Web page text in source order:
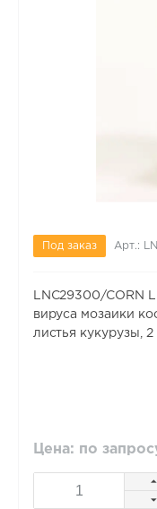
Под заказ Арт.:
LNC29300/CORN
вируса мозаики
листья кукурузы,
Цена: по